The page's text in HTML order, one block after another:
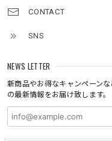
CONTACT
SNS
NEWS LETTER
新商品やお得なキャンペーン
の最新情報をお届け致します。